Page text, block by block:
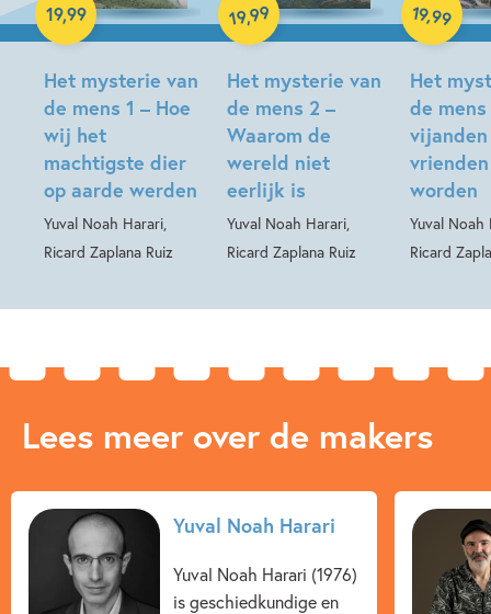
Het mysterie van
de mens 1 – Hoe
wij het
machtigste dier
op aarde werden
Yuval Noah Harari,
Ricard Zaplana Ruiz
19,99
Hardcover
Het mysterie van
de mens 2 –
Waarom de
wereld niet
eerlijk is
Yuval Noah Harari,
Ricard Zaplana Ruiz
19,99
Hardcover
Het
de mens
vijanden
worden
Yuval Noah
Ricard
19,99
Hardcover
Lees meer over de makers
Yuval Noah Harari
Yuval Noah Harari (1976)
is geschiedkundige en